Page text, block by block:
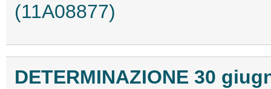
(11A08877)
DETERMINAZIONE 30